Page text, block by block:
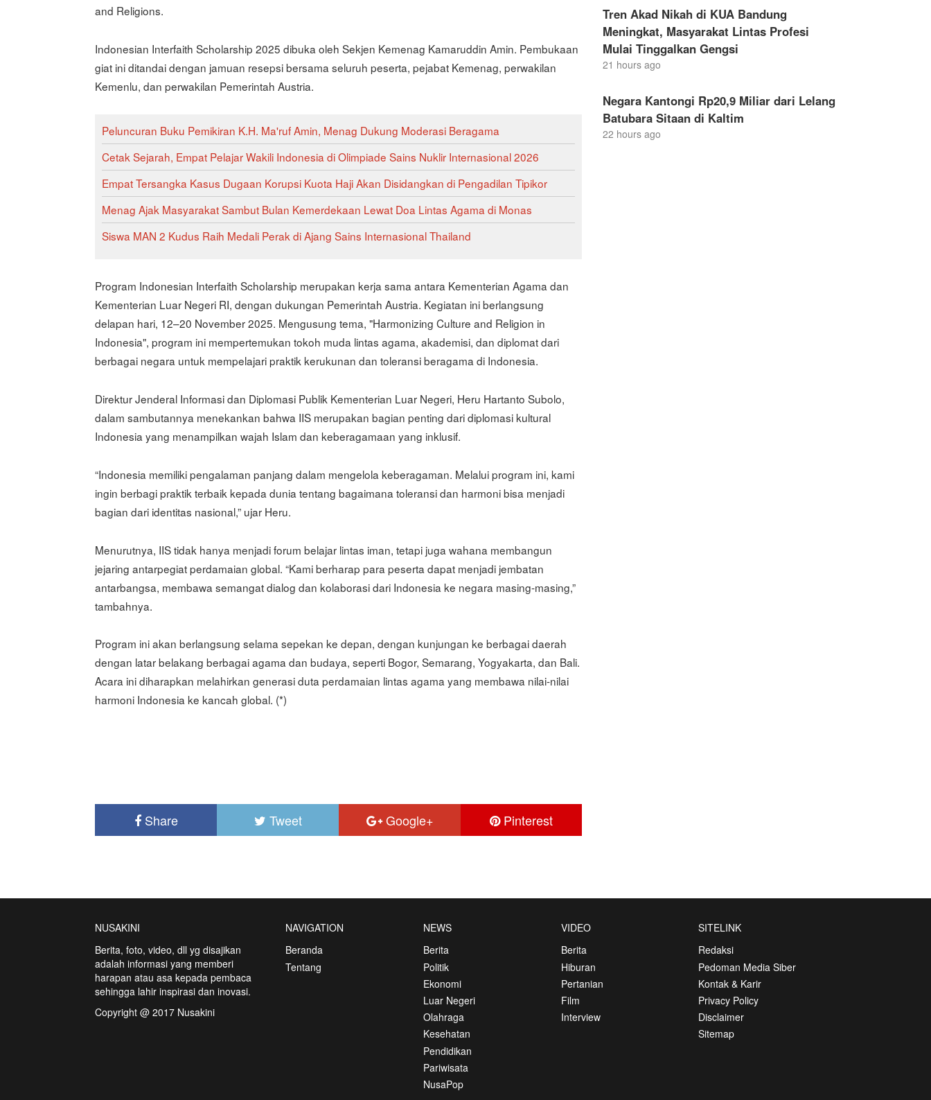
and Religions.
Indonesian Interfaith Scholarship 2025 dibuka oleh Sekjen Kemenag Kamaruddin Amin. Pembukaan
giat ini ditandai dengan jamuan resepsi bersama seluruh peserta, pejabat Kemenag, perwakilan
Kemenlu, dan perwakilan Pemerintah Austria.
Peluncuran Buku Pemikiran K.H. Ma'ruf Amin, Menag Dukung Moderasi Beragama
Cetak Sejarah, Empat Pelajar Wakili Indonesia di Olimpiade Sains Nuklir Internasional 2026
Empat Tersangka Kasus Dugaan Korupsi Kuota Haji Akan Disidangkan di Pengadilan Tipikor
Menag Ajak Masyarakat Sambut Bulan Kemerdekaan Lewat Doa Lintas Agama di Monas
Siswa MAN 2 Kudus Raih Medali Perak di Ajang Sains Internasional Thailand
Program Indonesian Interfaith Scholarship merupakan kerja sama antara Kementerian Agama dan
Kementerian Luar Negeri RI, dengan dukungan Pemerintah Austria. Kegiatan ini berlangsung
delapan hari, 12–20 November 2025. Mengusung tema, "Harmonizing Culture and Religion in
Indonesia", program ini mempertemukan tokoh muda lintas agama, akademisi, dan diplomat dari
berbagai negara untuk mempelajari praktik kerukunan dan toleransi beragama di Indonesia.
Direktur Jenderal Informasi dan Diplomasi Publik Kementerian Luar Negeri, Heru Hartanto Subolo,
dalam sambutannya menekankan bahwa IIS merupakan bagian penting dari diplomasi kultural
Indonesia yang menampilkan wajah Islam dan keberagamaan yang inklusif.
“Indonesia memiliki pengalaman panjang dalam mengelola keberagaman. Melalui program ini, kami
ingin berbagi praktik terbaik kepada dunia tentang bagaimana toleransi dan harmoni bisa menjadi
bagian dari identitas nasional,” ujar Heru.
Menurutnya, IIS tidak hanya menjadi forum belajar lintas iman, tetapi juga wahana membangun
jejaring antarpegiat perdamaian global. “Kami berharap para peserta dapat menjadi jembatan
antarbangsa, membawa semangat dialog dan kolaborasi dari Indonesia ke negara masing-masing,”
tambahnya.
Program ini akan berlangsung selama sepekan ke depan, dengan kunjungan ke berbagai daerah
dengan latar belakang berbagai agama dan budaya, seperti Bogor, Semarang, Yogyakarta, dan Bali.
Acara ini diharapkan melahirkan generasi duta perdamaian lintas agama yang membawa nilai-nilai
harmoni Indonesia ke kancah global. (*)
Share Tweet Google+ Pinterest
Tren Akad Nikah di KUA Bandung
Meningkat, Masyarakat Lintas Profesi
Mulai Tinggalkan Gengsi
21 hours ago
Negara Kantongi Rp20,9 Miliar dari Lelang
Batubara Sitaan di Kaltim
22 hours ago
NUSAKINI
Berita, foto, video, dll yg disajikan
adalah informasi yang memberi
harapan atau asa kepada pembaca
sehingga lahir inspirasi dan inovasi.
Copyright @ 2017 Nusakini
NAVIGATION
Beranda
Tentang
NEWS
Berita
Politik
Ekonomi
Luar Negeri
Olahraga
Kesehatan
Pendidikan
Pariwisata
NusaPop
VIDEO
Berita
Hiburan
Pertanian
Film
Interview
SITELINK
Redaksi
Pedoman Media Siber
Kontak & Karir
Privacy Policy
Disclaimer
Sitemap